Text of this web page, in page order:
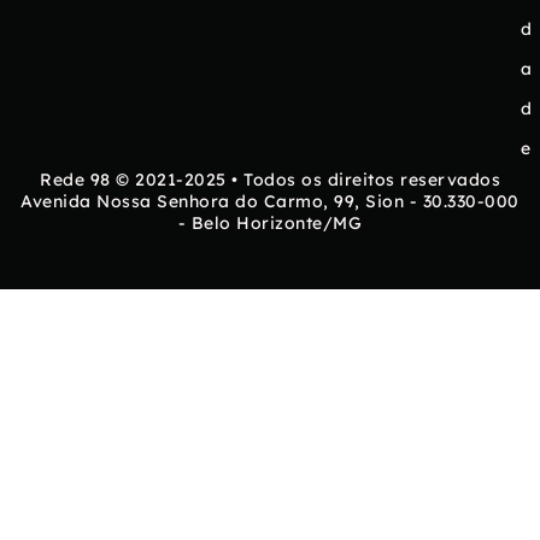
d
a
d
e
Rede 98 © 2021-2025 • Todos os direitos reservados
Avenida Nossa Senhora do Carmo, 99, Sion - 30.330-000
- Belo Horizonte/MG